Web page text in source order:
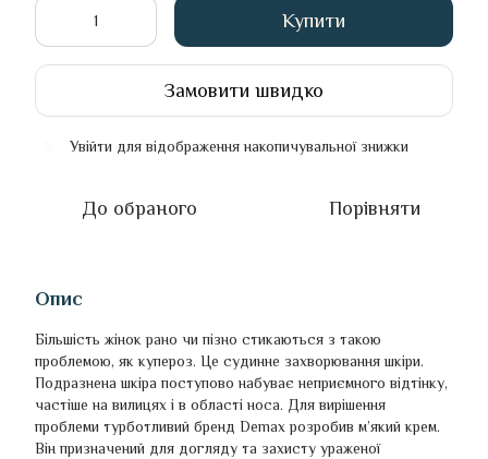
Купити
Замовити швидко
Увійти для відображення накопичувальної знижки
До обраного Порівняти
Опис
Більшість жінок рано чи пізно стикаються з такою
проблемою, як купероз. Це судинне захворювання шкіри.
Подразнена шкіра поступово набуває неприємного відтінку,
частіше на вилицях і в області носа. Для вирішення
проблеми турботливий бренд Demax розробив м’який крем.
Він призначений для догляду та захисту ураженої